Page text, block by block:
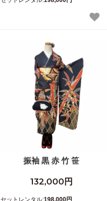
振袖 黒 赤 竹 笹
132,000円
セットレンタル:198,000円